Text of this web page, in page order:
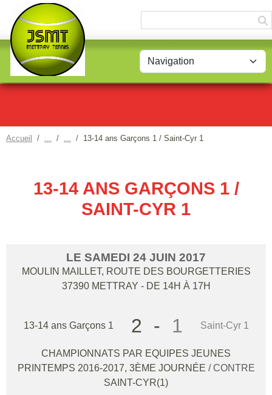
Accueil 13-14 ans Garçons 1 / Saint-Cyr 1
13-14 ANS GARÇONS 1 /
SAINT-CYR 1
LE SAMEDI 24 JUIN 2017
MOULIN MAILLET, ROUTE DES BOURGETTERIES
37390 METTRAY - DE 14H À 17H
13-14 ans Garçons 1 2 - 1 Saint-Cyr 1
CHAMPIONNATS PAR EQUIPES JEUNES
PRINTEMPS 2016-2017, 3ÈME JOURNÉE / CONTRE
SAINT-CYR(1)
Panneau de gestion des cookies